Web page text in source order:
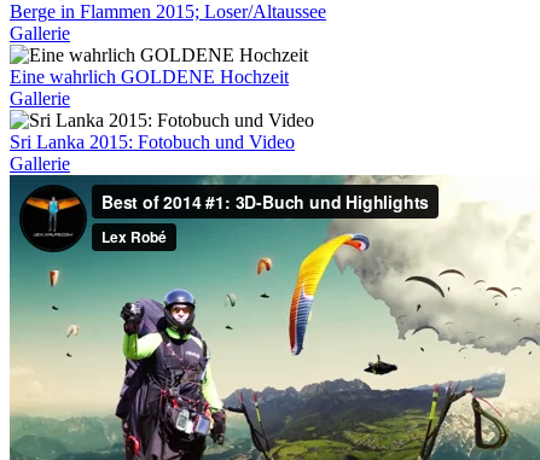
Berge in Flammen 2015; Loser/Altaussee
Gallerie
Eine wahrlich GOLDENE Hochzeit
Gallerie
Sri Lanka 2015: Fotobuch und Video
Gallerie